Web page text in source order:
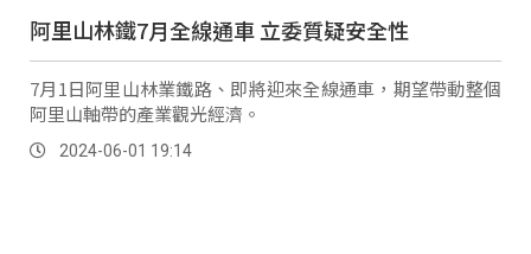
阿里山林鐵7月全線通車 立委質疑安全性
7月1日阿里山林業鐵路、即將迎來全線通車，期望帶動整個
阿里山軸帶的產業觀光經濟。
2024-06-01 19:14